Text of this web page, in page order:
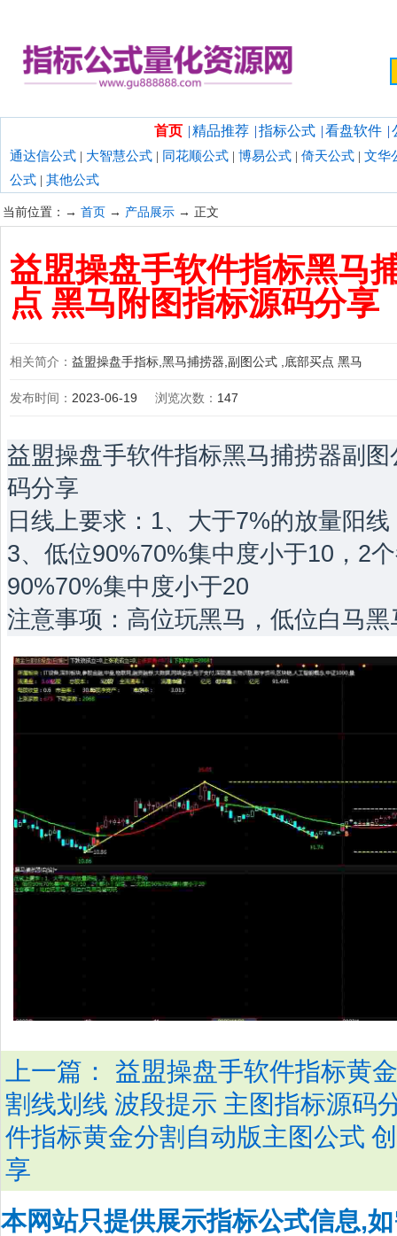
首页 | 精品推荐 | 指标公式 | 看盘软件 |
通达信公式 | 大智慧公式 | 同花顺公式 | 博易公式 | 倚天公式 | 文华
公式 | 其他公式
当前位置：→ 首页 → 产品展示 → 正文
益盟操盘手软件指标黑马
点 黑马附图指标源码分享
相关简介： 益盟操盘手指标,黑马捕捞器,副图公式 ,底部买点 黑马
发布时间： 2023-06-19 浏览次数： 147
益盟操盘手软件指标黑马捕捞器副
码分享
日线上要求：1、大于7%的放量阳
3、低位90%70%集中度小于10，2
90%70%集中度小于20
注意事项：高位玩黑马，低位白马黑
上一篇： 益盟操盘手软件指标黄
割线划线 波段提示 主图指标源码
件指标黄金分割自动版主图公式
享
本网站只提供展示指标公式信息,